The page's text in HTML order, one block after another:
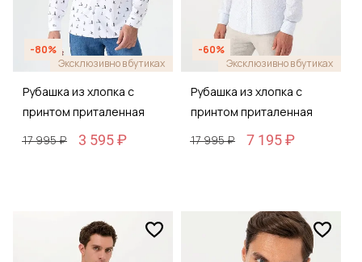
-80%
Эксклюзивно в бутиках
Рубашка из хлопка с
принтом приталенная
17 995 ₽
3 595 ₽
-60%
Эксклюзивно в бутиках
Рубашка из хлопка с
принтом приталенная
17 995 ₽
7 195 ₽